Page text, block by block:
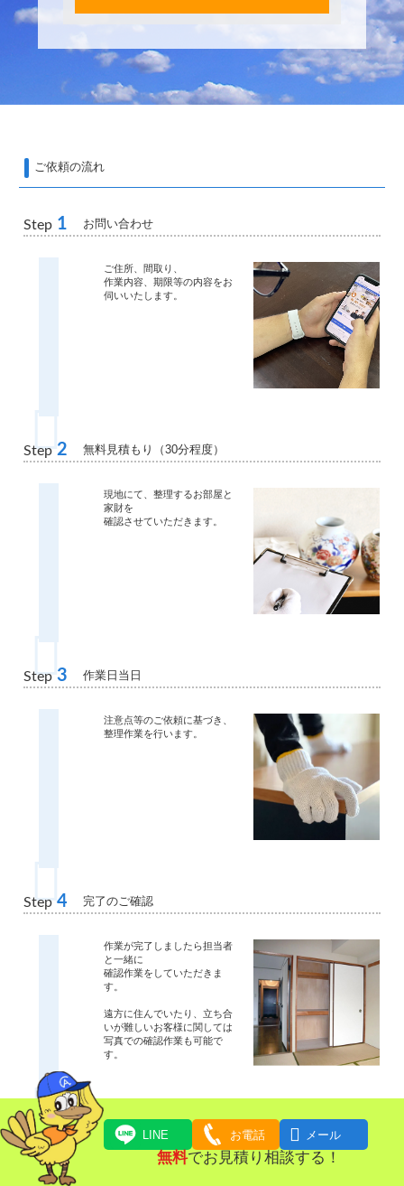
ご依頼の流れ
Step 1 お問い合わせ
ご住所、間取り、
作業内容、期限等の内容をお
伺いいたします。
Step 2 無料見積もり（30分程度）
現地にて、整理するお部屋と
家財を
確認させていただきます。
Step 3 作業日当日
注意点等のご依頼に基づき、
整理作業を行います。
Step 4 完了のご確認
作業が完了しましたら担当者
と一緒に
確認作業をしていただきま
す。
遠方に住んでいたり、立ち合
いが難しいお客様に関しては
写真での確認作業も可能で
す。
Step 5 お支払い
LINE お電話  メール
無料でお見積り相談する！